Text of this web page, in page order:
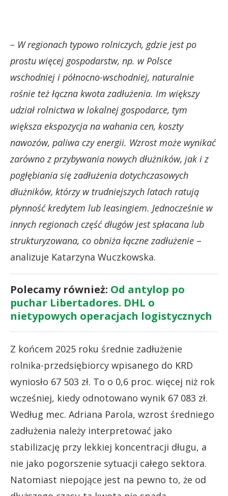
– W regionach typowo rolniczych, gdzie jest po
prostu więcej gospodarstw, np. w Polsce
wschodniej i północno-wschodniej, naturalnie
rośnie też łączna kwota zadłużenia. Im większy
udział rolnictwa w lokalnej gospodarce, tym
większa ekspozycja na wahania cen, koszty
nawozów, paliwa czy energii. Wzrost może wynikać
zarówno z przybywania nowych dłużników, jak i z
pogłębiania się zadłużenia dotychczasowych
dłużników, którzy w trudniejszych latach ratują
płynność kredytem lub leasingiem. Jednocześnie w
innych regionach część długów jest spłacana lub
strukturyzowana, co obniża łączne zadłużenie –
analizuje Katarzyna Wuczkowska.
Polecamy również: Od antylop po
puchar Libertadores. DHL o
nietypowych operacjach logistycznych
Z końcem 2025 roku średnie zadłużenie
rolnika-przedsiębiorcy wpisanego do KRD
wyniosło 67 503 zł. To o 0,6 proc. więcej niż rok
wcześniej, kiedy odnotowano wynik 67 083 zł.
Według mec. Adriana Parola, wzrost średniego
zadłużenia należy interpretować jako
stabilizację przy lekkiej koncentracji długu, a
nie jako pogorszenie sytuacji całego sektora.
Natomiast niepojące jest na pewno to, że od